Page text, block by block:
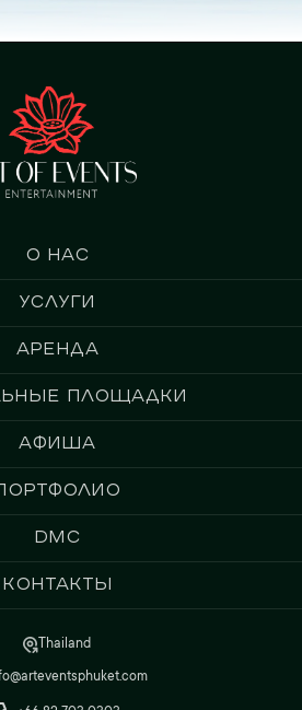
О нас
Услуги
Аренда
площадки
Афиша
DMC
Контакты
Thailand